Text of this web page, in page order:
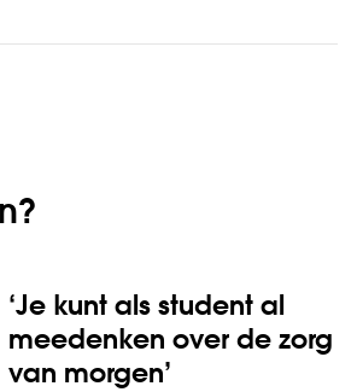
‘Je kunt als student al
meedenken over de zorg
van morgen’